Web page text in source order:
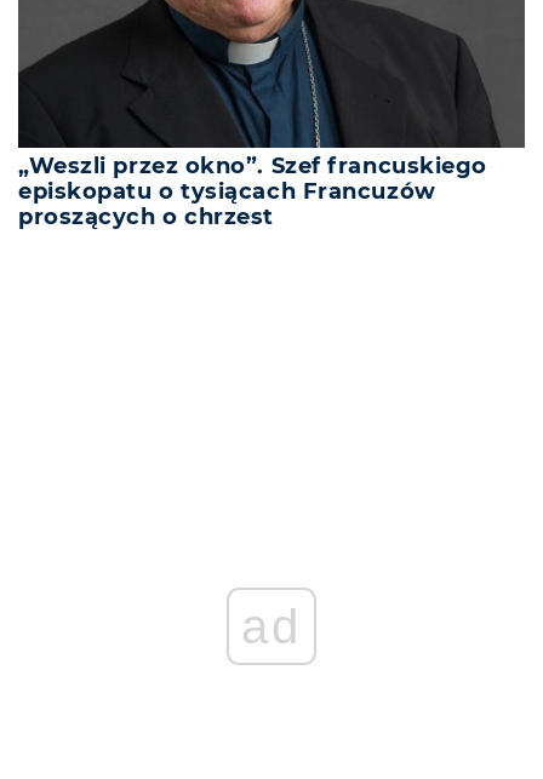
„Weszli przez okno”. Szef francuskiego
episkopatu o tysiącach Francuzów
proszących o chrzest